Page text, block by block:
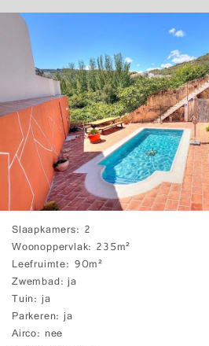
Slaapkamers 2
Woonoppervlak 235m²
Leefruimte 90m²
Zwembad ja
Tuin ja
Parkeren ja
Airco nee